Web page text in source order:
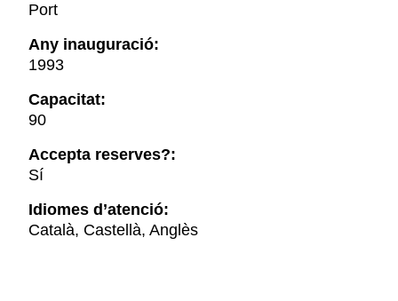
Port
Any inauguració:
1993
Capacitat:
90
Accepta reserves?:
Sí
Idiomes d’atenció:
Català, Castellà, Anglès